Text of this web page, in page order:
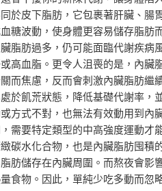
於皮下脂肪，它包裹著肝臟、腸
糖波動，使身體更容易儲存脂肪
脂肪過多，仍可能面臨代謝疾病
高血脂。更令人沮喪的是，內臟
而焦慮，反而會刺激內臟脂肪繼
於飢荒狀態，降低基礎代謝率，
方式不對，也無法有效動用到內
需要特定類型的中高強度運動才
碳水化合物，也是內臟脂肪囤積
肪儲存在內臟周圍。而熬夜會影
食物。因此，單純少吃多動而忽